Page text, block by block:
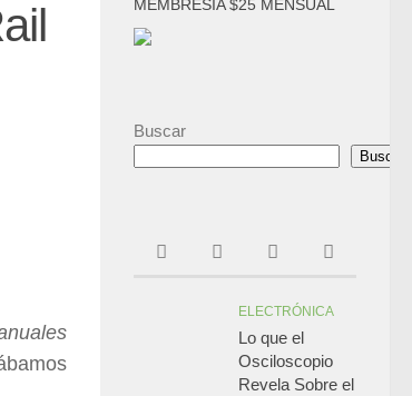
MEMBRESIA $25 MENSUAL
Buscar
Buscar
ELECTRÓNICA
Lo que el
Osciloscopio
Revela Sobre el